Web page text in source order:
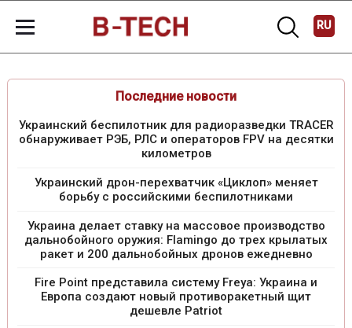
RU
Последние новости
Украинский беспилотник для радиоразведки TRACER
обнаруживает РЭБ, РЛС и операторов FPV на десятки
километров
Украинский дрон-перехватчик «Циклоп» меняет
борьбу с российскими беспилотниками
Украина делает ставку на массовое производство
дальнобойного оружия: Flamingo до трех крылатых
ракет и 200 дальнобойных дронов ежедневно
Fire Point представила систему Freya: Украина и
Европа создают новый противоракетный щит
дешевле Patriot